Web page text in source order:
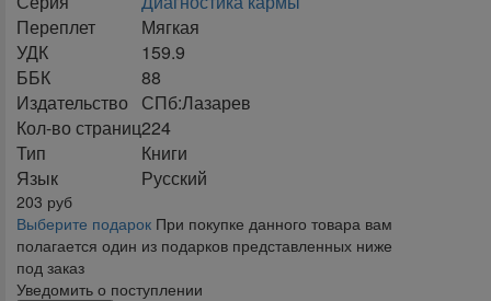
Переплет
Мягкая
УДК
159.9
ББК
88
Издательство
СПб:Лазарев
Кол-во страниц224
Тип
Книги
Язык
Русский
203 руб
Выберите подарок При покупке данного товара вам
полагается один из подарков представленных ниже
под заказ
Уведомить о поступлении